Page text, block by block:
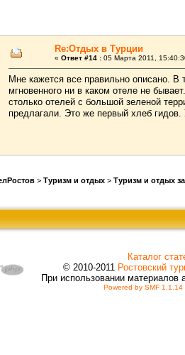
Re:Отдых в Турции
« Ответ #14 : 05 Марта 2011,
Мне кажется все правильно описано. В
мгновенного ни в каком отеле не
столько отелей с большой зеленой
предлагали. Это же первый хлеб гидов.
> Туризм и отдых > Туризм и отдых
Каталог
© 2010-2011 Ростовский
При использовании материалов
Powered by SMF 1.1.14